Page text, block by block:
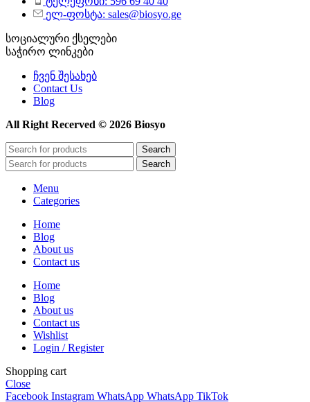
ელ-ფოსტა: sales@biosyo.ge
სოციალური ქსელები
საჭირო ლინკები
ჩვენ შესახებ
Contact Us
Blog
All Right Recerved © 2026 Biosyo
Search
Search
Menu
Categories
Home
Blog
About us
Contact us
Home
Blog
About us
Contact us
Wishlist
Login / Register
Shopping cart
Close
Facebook Instagram WhatsApp WhatsApp TikTok